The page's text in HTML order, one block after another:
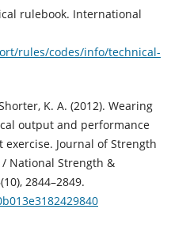
rulebook. International
rules/codes/info/technical-
K. A. (2012). Wearing
output and performance
Journal of Strength
National Strength &
2844–2849.